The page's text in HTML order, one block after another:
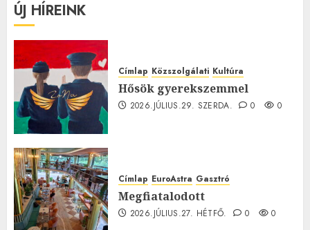
ÚJ HÍREINK
Címlap Közszolgálati Kultúra
Hősök gyerekszemmel
2026.JÚLIUS.29. SZERDA. 0 0
Címlap EuroAstra Gasztró
Megfiatalodott
2026.JÚLIUS.27. HÉTFŐ. 0 0